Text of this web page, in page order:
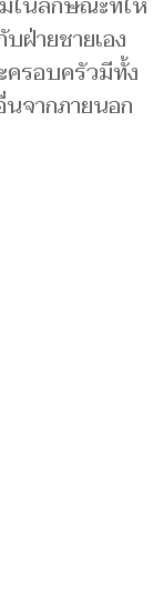
ฝ่ายชายเอง
รอบครัวมีทั้ง
จากภายนอก